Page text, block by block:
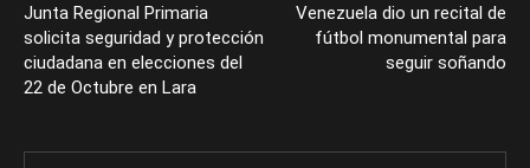
Junta Regional Primaria
solicita seguridad y protección
ciudadana en elecciones del
22 de Octubre en Lara
Venezuela dio un recital de
fútbol monumental para
seguir soñando